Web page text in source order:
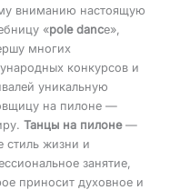
вниманию настоящую
«pole dance»,
многих
конкурсов и
уникальную
на пилоне —
Танцы на пилоне—
стиль жизни и
занятие,
приносит духовное и